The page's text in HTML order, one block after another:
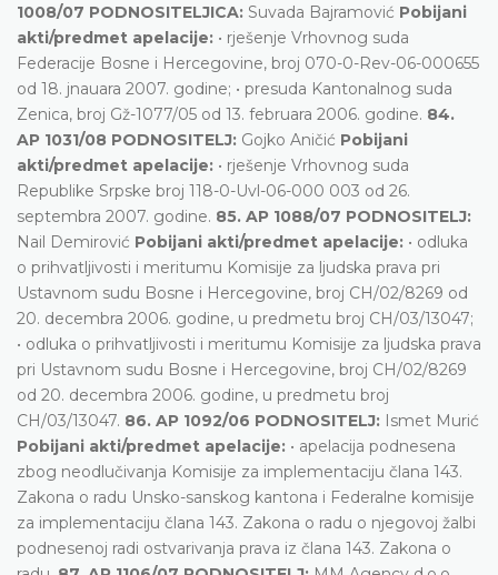
1008/07 PODNOSITELJICA: Suvada Bajramović Pobijani
akti/predmet apelacije: • rješenje Vrhovnog suda
Federacije Bosne i Hercegovine, broj 070-0-Rev-06-000655
od 18. jnauara 2007. godine; • presuda Kantonalnog suda
Zenica, broj Gž-1077/05 od 13. februara 2006. godine. 84.
AP 1031/08 PODNOSITELJ: Gojko Aničić Pobijani
akti/predmet apelacije: • rješenje Vrhovnog suda
Republike Srpske broj 118-0-Uvl-06-000 003 od 26.
septembra 2007. godine. 85. AP 1088/07 PODNOSITELJ:
Nail Demirović Pobijani akti/predmet apelacije: • odluka
o prihvatljivosti i meritumu Komisije za ljudska prava pri
Ustavnom sudu Bosne i Hercegovine, broj CH/02/8269 od
20. decembra 2006. godine, u predmetu broj CH/03/13047;
• odluka o prihvatljivosti i meritumu Komisije za ljudska prava
pri Ustavnom sudu Bosne i Hercegovine, broj CH/02/8269
od 20. decembra 2006. godine, u predmetu broj
CH/03/13047. 86. AP 1092/06 PODNOSITELJ: Ismet Murić
Pobijani akti/predmet apelacije: • apelacija podnesena
zbog neodlučivanja Komisije za implementaciju člana 143.
Zakona o radu Unsko-sanskog kantona i Federalne komisije
za implementaciju člana 143. Zakona o radu o njegovoj žalbi
podnesenoj radi ostvarivanja prava iz člana 143. Zakona o